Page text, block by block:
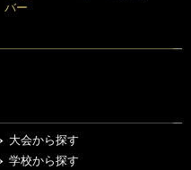
バー
大会から探す
学校から探す